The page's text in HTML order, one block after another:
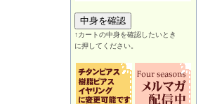
↑カートの中身を確認したいとき
に押してください。